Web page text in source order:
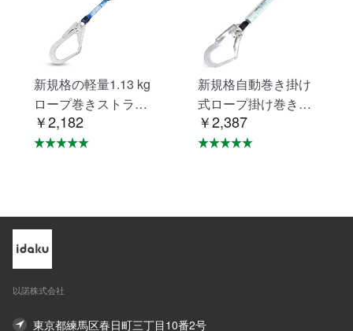
新規格の軽量1.13 kg
ロープ巻きストラッ
プシートベルト落下
防止用器具無ロック
汎用対応新規格落下
防止全身保護キッ
高安全作業（ミニリ
ール装置）
￥2,182
新規格自動巻き掛け
式ロープ掛け巻き掛
け式ロープ掛けシー
トベルト落下防止器
トタイプ/ベルトタイ
￥2,387
以諾株式会社
東京都練馬区春日町三丁目10番2号